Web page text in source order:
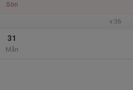
Sön
v.36
31
Mån